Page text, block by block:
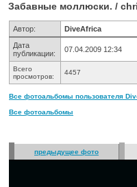
Забавные моллюски. /
Автор:
DiveAfrica
Дата
публикации:
07.04.2009 12:34
Всего
просмотров:
4457
Все фотоальбомы пользователя
Все фотоальбомы
предыдущее фото